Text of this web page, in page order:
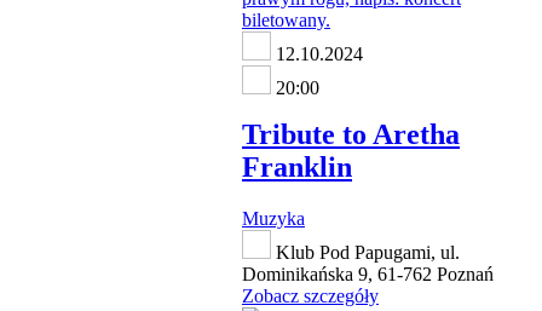
12.10.2024
20:00
Tribute to Aretha
Franklin
Muzyka
Klub Pod Papugami, ul.
Dominikańska 9, 61-762 Poznań
Zobacz szczegóły